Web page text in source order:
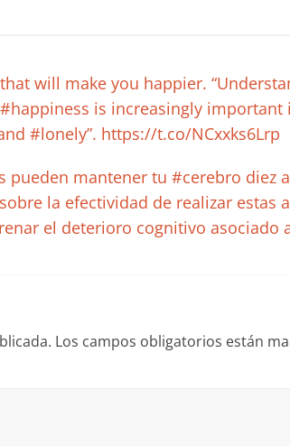
will make you happier.
is increasingly important
#lonely”. https://t.co/NCxxks6Lrp
pueden mantener tu #cerebro diez
la efectividad de realizar estas
el deterioro cognitivo asociado
Los campos obligatorios están